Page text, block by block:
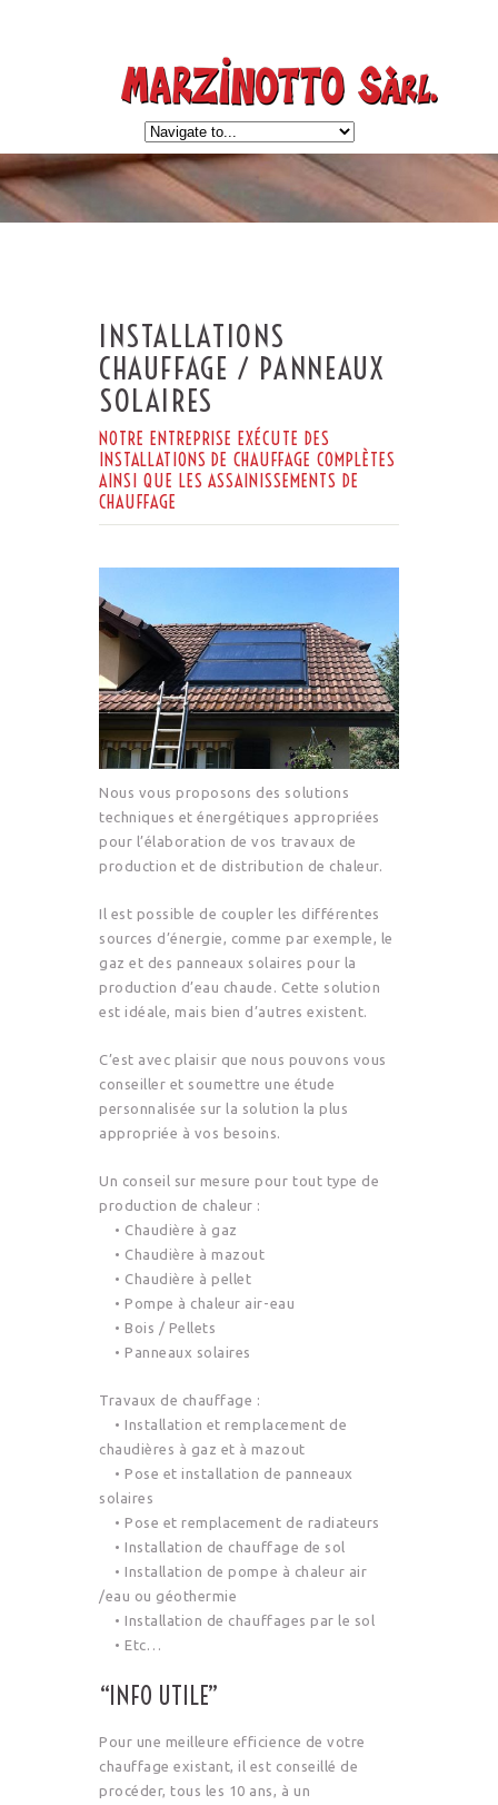
INSTALLATIONS
CHAUFFAGE / PANNEAUX
SOLAIRES
NOTRE ENTREPRISE EXÉCUTE DES
INSTALLATIONS DE CHAUFFAGE COMPLÈTES
AINSI QUE LES ASSAINISSEMENTS DE
CHAUFFAGE
Nous vous proposons des solutions
techniques et énergétiques appropriées
pour l’élaboration de vos travaux de
production et de distribution de chaleur.
Il est possible de coupler les différentes
sources d’énergie, comme par exemple, le
gaz et des panneaux solaires pour la
production d’eau chaude. Cette solution
est idéale, mais bien d’autres existent.
C’est avec plaisir que nous pouvons vous
conseiller et soumettre une étude
personnalisée sur la solution la plus
appropriée à vos besoins.
Un conseil sur mesure pour tout type de
production de chaleur :
• Chaudière à gaz
• Chaudière à mazout
• Chaudière à pellet
• Pompe à chaleur air-eau
• Bois / Pellets
• Panneaux solaires
Travaux de chauffage :
• Installation et remplacement de
chaudières à gaz et à mazout
• Pose et installation de panneaux
solaires
• Pose et remplacement de radiateurs
• Installation de chauffage de sol
• Installation de pompe à chaleur air
/eau ou géothermie
• Installation de chauffages par le sol
• Etc…
“INFO UTILE”
Pour une meilleure efficience de votre
chauffage existant, il est conseillé de
procéder, tous les 10 ans, à un